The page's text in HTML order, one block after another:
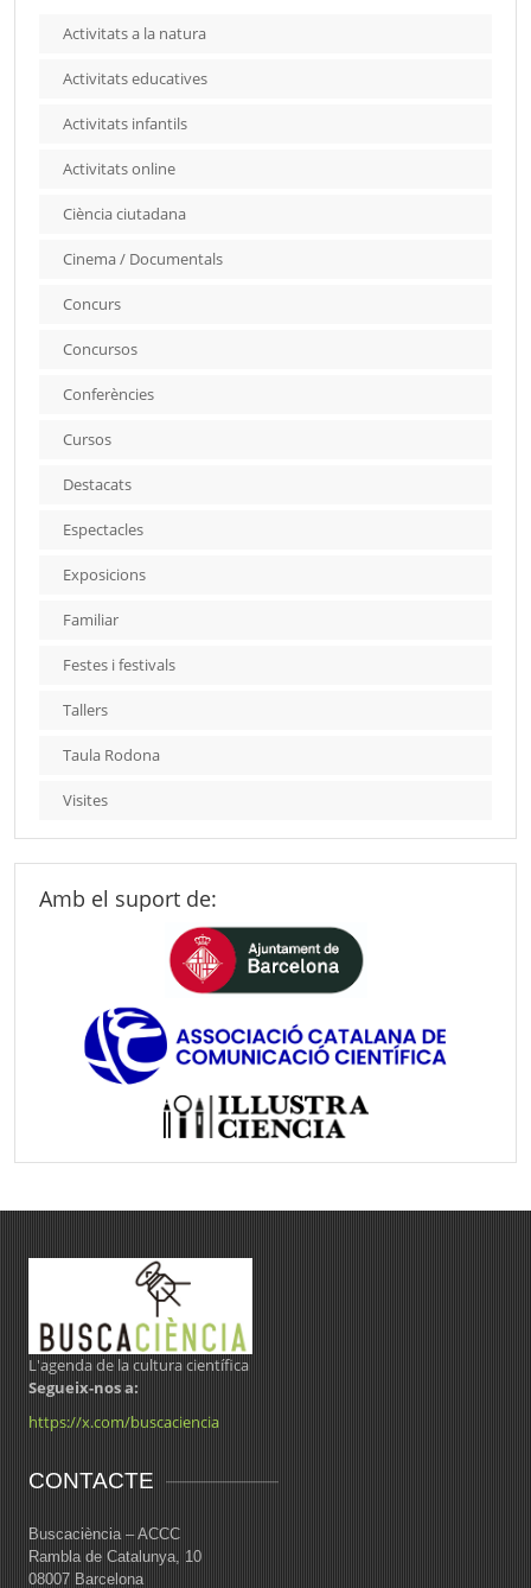
Activitats a la natura
Activitats educatives
Activitats infantils
Activitats online
Ciència ciutadana
Cinema / Documentals
Concurs
Concursos
Conferències
Cursos
Destacats
Espectacles
Exposicions
Familiar
Festes i festivals
Tallers
Taula Rodona
Visites
Amb el suport de:
L'agenda de la cultura científica
Segueix-nos a:
https://x.com/buscaciencia
CONTACTE
Buscaciència – ACCC
Rambla de Catalunya, 10
08007 Barcelona